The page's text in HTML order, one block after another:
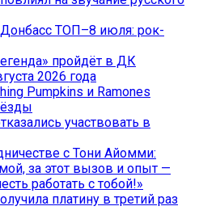
ТОП–8 июля: рок-
пройдёт в ДК
2026 года
Pumpkins и Ramones
участвовать в
с Тони Айомми:
за этот вызов и опыт —
работать с тобой!»
платину в третий раз